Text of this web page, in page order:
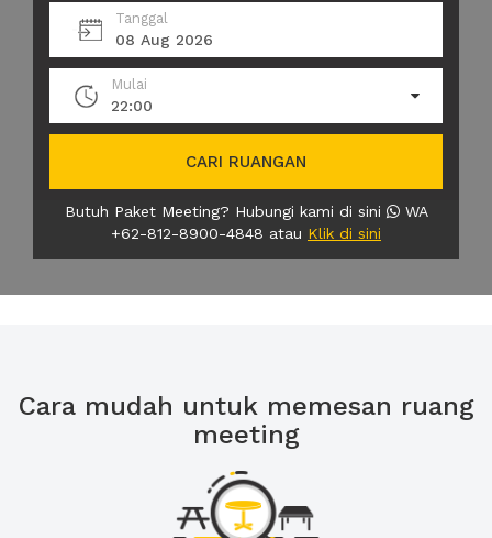
Tanggal
08 Aug 2026
Mulai
22:00
CARI RUANGAN
Butuh Paket Meeting? Hubungi kami di sini
WA
+62-812-8900-4848 atau Klik di sini
Cara mudah untuk memesan ruang
meeting